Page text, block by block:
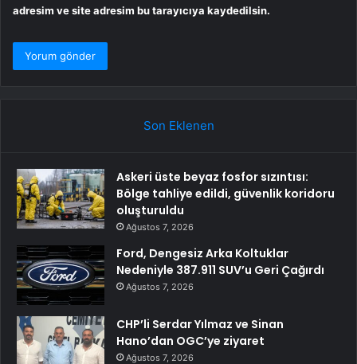
adresim ve site adresim bu tarayıcıya kaydedilsin.
Son Eklenen
Askeri üste beyaz fosfor sızıntısı:
Bölge tahliye edildi, güvenlik koridoru
oluşturuldu
Ağustos 7, 2026
Ford, Dengesiz Arka Koltuklar
Nedeniyle 387.911 SUV’u Geri Çağırdı
Ağustos 7, 2026
CHP’li Serdar Yılmaz ve Sinan
Hano’dan OGC’ye ziyaret
Ağustos 7, 2026